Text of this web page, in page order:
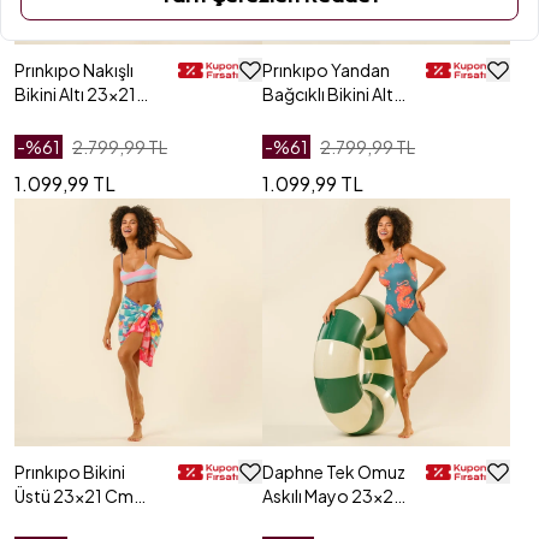
Prınkıpo Nakışlı
Bikini Altı 23x21
-%61 2.799,99 TL
1.099,99 TL
Prınkıpo Yandan
Bağcıklı Bikini Altı
- Pembe
-%61 2.799,99 TL
1.099,99 TL
Prınkıpo Bikini
Üstü 23x21 Cm
Daphne Tek Omuz
Askılı Mayo 23x21